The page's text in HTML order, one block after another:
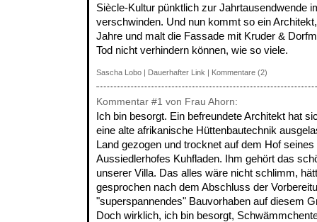
Siècle-Kultur pünktlich zur Jahrtausendwende
verschwinden. Und nun kommt so ein
Jahre und malt die Fassade mit Kruder &
Tod nicht verhindern können, wie so viele.
Sascha Lobo | Dauerhafter Link | Kommentare (2)
Kommentar #1 von Frau Ahorn:
Ich bin besorgt. Ein befreundete Architekt hat
eine alte afrikanische Hüttenbautechnik
Land gezogen und trocknet auf dem Hof
Aussiedlerhofes Kuhfladen. Ihm gehört das
unserer Villa. Das alles wäre nicht schlimm,
gesprochen nach dem Abschluss der
"superspannendes" Bauvorhaben auf diesem
Doch wirklich, ich bin besorgt,